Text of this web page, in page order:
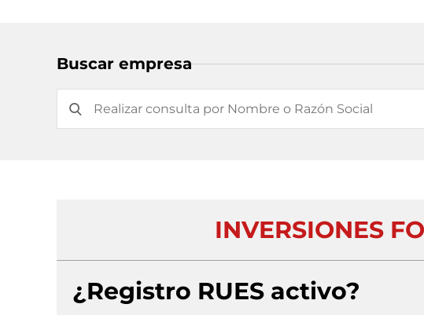
Buscar empresa
INVERSIONES
¿Registro RUES activo?